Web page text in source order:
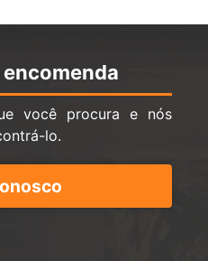
você procura e nós
lo.